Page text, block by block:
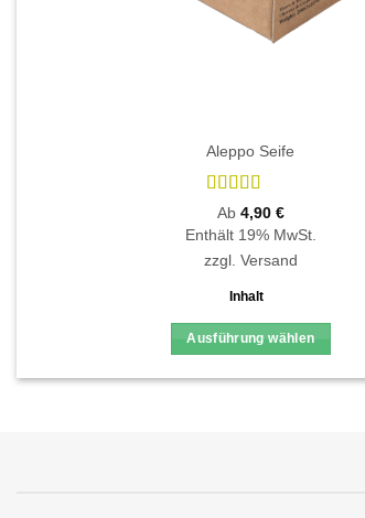
Aleppo Seife
Bewertet
mit5von 5
Ab 4,90 €
Enthält 19% MwSt.
zzgl. Versand
Inhalt
Ausführung wählen